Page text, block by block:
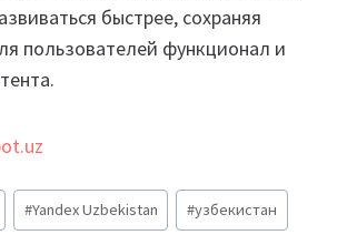
быстрее, сохраняя
пользователей функционал и
#Yandex Uzbekistan #узбекистан